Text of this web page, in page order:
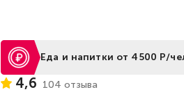
Еда и напитки от 4500 Р/
4,6 104 отзыва